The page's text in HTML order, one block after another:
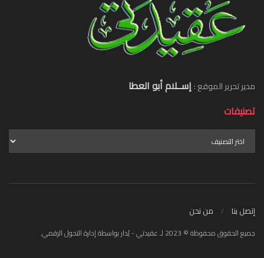
مدير تحرير الموقع :إســلام أبو العطا
تصنيفات
إتصل بنا من نحن
جميع الحقوق محفوظة © 2023 لـ عقيدتي - يُدار بواسطة إدارة التحول الرقمي.